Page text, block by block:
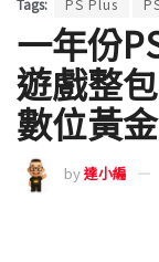
一年份
遊戲整
數位黃
by達小編